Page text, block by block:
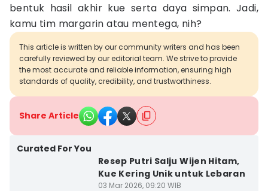
bentuk hasil akhir kue serta daya simpan. Jadi,
kamu tim margarin atau mentega, nih?
This article is written by our community writers and has been
carefully reviewed by our editorial team. We strive to provide
the most accurate and reliable information, ensuring high
standards of quality, credibility, and trustworthiness.
Share Article
Curated For You
Resep Putri Salju Wijen Hitam,
Kue Kering Unik untuk Lebaran
03 Mar 2026, 09:20 WIB